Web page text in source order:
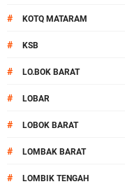
# KOTQ MATARAM
# KSB
# LO.BOK BARAT
# LOBAR
# LOBOK BARAT
# LOMBAK BARAT
# LOMBIK TENGAH